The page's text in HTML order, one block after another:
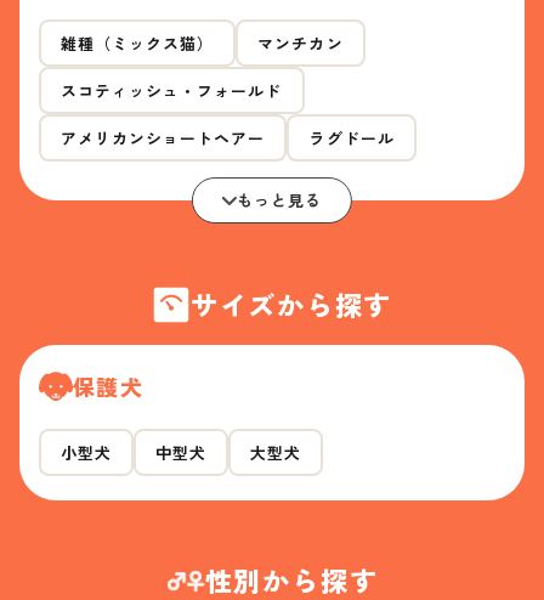
雑種（ミックス猫） マンチカン
スコティッシュ・フォールド
アメリカンショートヘアー ラグドール
もっと見る
サイズから探す
保護犬
小型犬 中型犬 大型犬
性別から探す